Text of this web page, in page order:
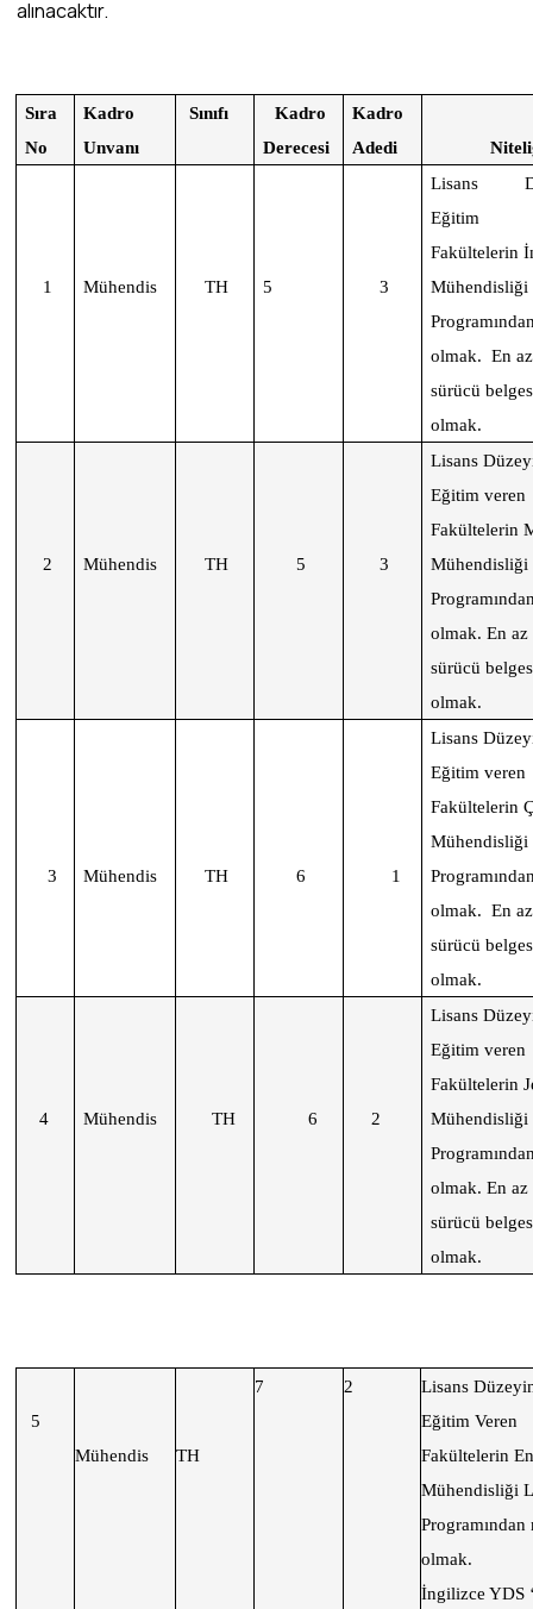
alınacaktır.
Sıra
No
Kadro
Unvanı
Sınıfı
Kadro
Derecesi
Kadro
Adedi
1 Mühendis TH 5 3
Lisans
Eğitim
Fakültelerin
Mühendisliği
olmak. En az
sürücü
olmak.
2 Mühendis TH 5 3
Lisans
Eğitim veren
Fakültelerin
Mühendisliği
olmak. En az
sürücü
olmak.
3 Mühendis TH 6 1
Lisans
Eğitim veren
Fakültelerin
Mühendisliği
olmak. En az
sürücü
olmak.
4 Mühendis TH 6 2
Lisans
Eğitim veren
Fakültelerin
Mühendisliği
olmak. En az
sürücü
olmak.
5
Mühendis
TH
7 2
Lisans
Eğitim Veren
Fakültelerin
Mühendisliği
Programından
olmak.
İngilizce YDS